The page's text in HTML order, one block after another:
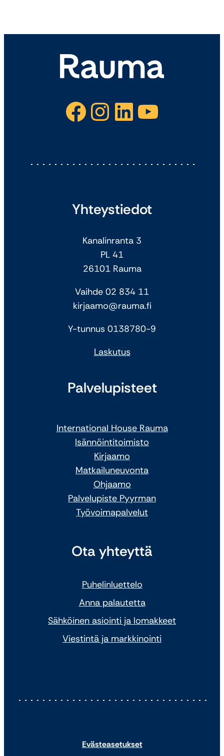
Facebook Instagram LinkedIn YouTube
Yhteystiedot
Kanalinranta 3
PL 41
26101 Rauma
Vaihde 02 834 11
kirjaamo@rauma.fi
Y-tunnus 0138780-9
Laskutus
Palvelupisteet
International House Rauma
Isännöintitoimisto
Kirjaamo
Matkailuneuvonta
Ohjaamo
Palvelupiste Pyyrman
Työvoimapalvelut
Ota yhteyttä
Puhelinluettelo
Anna palautetta
Sähköinen asiointi ja lomakkeet
Viestintä ja markkinointi
Evästeasetukset